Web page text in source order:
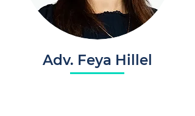
Adv. Feya Hillel